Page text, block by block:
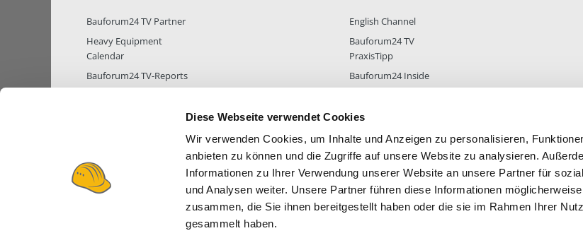
Diese Webseite verwendet Cookies
Wir verwenden Cookies, um Inhalte und Anzeigen zu personalisieren,
anbieten zu können und die Zugriffe auf unsere Website zu analysieren.
Informationen zu Ihrer Verwendung unserer Website an unsere Partner für
und Analysen weiter. Unsere Partner führen diese Informationen
zusammen, die Sie ihnen bereitgestellt haben oder die sie im Rahmen Ihrer
gesammelt haben.
Bauforum24 TV Partner
Heavy Equipment
Calendar
Bauforum24 TV-Reports
English Channel
Bauforum24 TV
PraxisTipp
Bauforum24 Inside
MITGLIEDER STATISTIK MITGLIEDER38.434 FOREN STATISTIK